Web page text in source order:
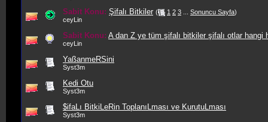
Sabit Konu: Şifalı Bitkiler ( 1 2 3 Sonuncu Sayfa)
ceyLin
Sabit Konu: A dan Z ye tüm şifalı bitkiler şifalı otlar hangi
ceyLin
YaßanmeRSini
Syst3m
Kedi Otu
Syst3m
$ifaLı BitkiLeRin ToplanıLması ve KurutuLması
Syst3m